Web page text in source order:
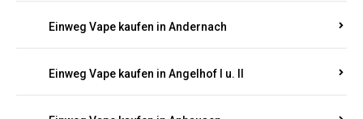
Einweg Vape kaufen in Andernach
Einweg Vape kaufen in Angelhof I u. II